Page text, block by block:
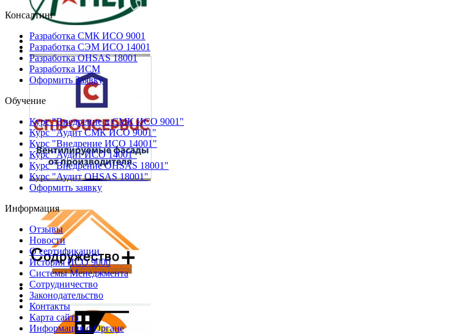
Консалтинг
Разработка СМК ИСО 9001
Разработка СЭМ ИСО 14001
Разработка OHSAS 18001
Разработка ИСМ
Оформить Заявку
Обучение
Курс "Внедрение в СМК ИСО 9001"
Курс "Аудит СМК ИСО 9001"
Курс "Внедрение ИСО 14001"
Курс "Аудит ИСО 14001"
Курс "Внедрение OHSAS 18001"
Курс "Аудит OHSAS 18001"
Оформить заявку
Информация
Отзывы
Новости
О сертификации
История ИСО 9000
Системы Менеджмента
Сотрудничество
Законодательство
Контакты
Карта сайта
Информация о Органе